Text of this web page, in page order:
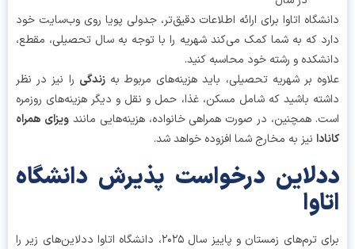
اتاوا برای ارائه اطلاعات دقیق‌تر، جدولی پویا روی وب‌سایت خود
که به شما کمک می‌کند شهریه را با توجه به سال تحصیلی، مقطع،
و رشته خود محاسبه کنید.
بر شهریه تحصیلی، باید هزینه‌های مربوط بهزندگی را نیز در نظر
باشید که شامل مسکن، غذا، حمل و نقل و دیگر هزینه‌های روزمره
همچنین، در صورت همراهی خانواده، هزینه‌هایی مانند ویزای همراه
نیز به مخارج شما افزوده خواهد شد.
درخواست پذیرش دانشگاه
برای ترم‌های زمستان و پاییز سال ۲۰۲۵، دانشگاه اتاوا ددلاین‌های زیر را